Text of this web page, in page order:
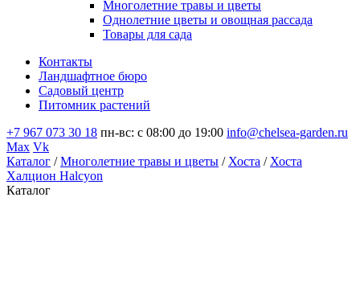
Многолетние травы и цветы
Однолетние цветы и овощная рассада
Товары для сада
Контакты
Ландшафтное бюро
Садовый центр
Питомник растений
+7 967 073 30 18 пн-вс: с 08:00 до 19:00 info@chelsea-garden.ru
Max Vk
Каталог /Многолетние травы и цветы / Хоста / Хоста
Халцион Halcyon
Каталог